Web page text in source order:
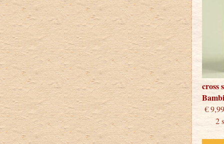
cross
Bambi
2